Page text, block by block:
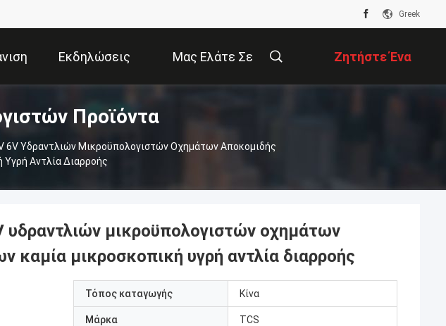
Greek
VR
Εκδηλώσεις Μας Ελάτε Σε Ζητήστε Ένα
Απόσπασμα
Προϊόντα
6V Υδραντλιών Μικροϋπολογιστών Οχημάτων Αποκομιδής
Αντλία Διαρροής
υδραντλιών μικροϋπολογιστών οχημάτων
καμία μικροσκοπική υγρή αντλία διαρροής
Τόπος καταγωγής Κίνα
Μάρκα TCS